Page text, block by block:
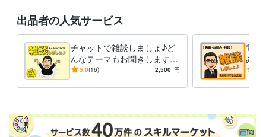
く伝わりやすいパワポ作成のコツ・技
析5ステップ
経営 ビジネス パワポ ppt パワーポイント
ココナラのコンサル
コンサル
プレゼン 図解 分析
学習指導・資格・キャリア相談
高年収になるための転職ぶっちゃけ
トーク 出費を抑えて英語が喋れる子に育てる方法
転職 キャリア 年収UP 高年収 稼ぎ方 外資系コンサル
就職
出品者の人気サービス
チャットで雑談しましょ♪ど
んなテーマもお聞きします
お悩み相談も歓迎！プロコン
スも！
5.0(16) 2,500 円
電話
み・
愚痴
しま